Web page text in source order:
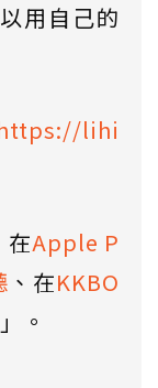
用自己的
lihi
在Apple P
、在KKBO
。